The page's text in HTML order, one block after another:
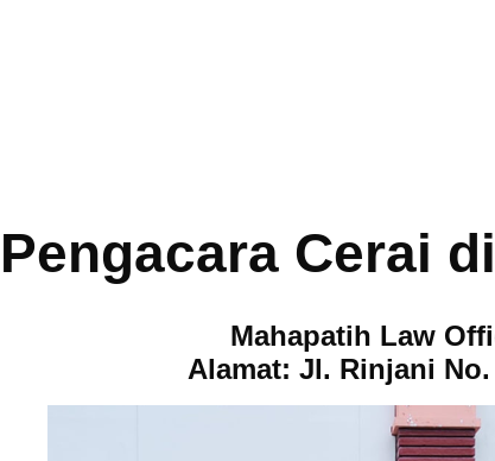
Pengacara Cerai
Mahapatih Law
Alamat: Jl. Rinjani